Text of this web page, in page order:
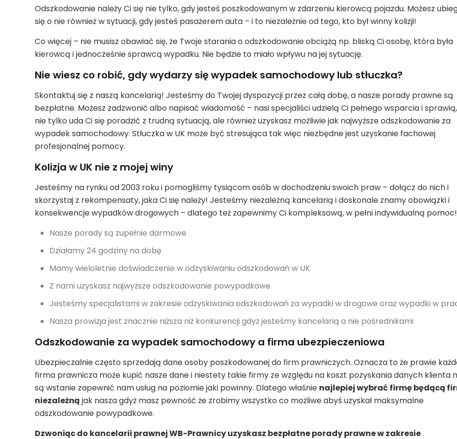
Odszkodowanie należy Ci się nie tylko, gdy jesteś poszkodowanym w zdarzeniu kierowcą pojazdu. Możesz
się o nie również w sytuacji, gdy jesteś pasażerem auta – i to niezależnie od tego, kto był winny kolizji!
Co więcej – nie musisz obawiać się, że Twoje starania o odszkodowanie obciążą np. bliską Ci osobę, która była
kierowcą i jednocześnie sprawcą wypadku. Nie będzie to miało wpływu na jej sytuację.
Nie wiesz co robić, gdy wydarzy się wypadek samochodowy lub stłuczka?
Skontaktuj się z naszą kancelarią! Jesteśmy do Twojej dyspozycji przez całą dobę, a nasze porady prawne są
bezpłatne. Możesz zadzwonić albo napisać wiadomość – nasi specjaliści udzielą Ci pełnego wsparcia i
nie tylko uda Ci się poradzić z trudną sytuacją, ale również uzyskasz możliwie jak najwyższe odszkodowanie za
wypadek samochodowy. Stłuczka w UK może być stresująca tak więc niezbędne jest uzyskanie fachowej
profesjonalnej pomocy.
Kolizja w UK nie z mojej winy
Jesteśmy na rynku od 2003 roku i pomogliśmy tysiącom osób w dochodzeniu swoich praw – dołącz do nich i
skorzystaj z rekompensaty, jaka Ci się należy! Jesteśmy niezależną kancelarią i doskonale znamy obowiązki i
konsekwencje wypadków drogowych – dlatego też zapewnimy Ci kompleksową, w pełni indywidualną pomoc!
Nasze porady są zupełnie darmowe
Działamy 24 godziny na dobę
Mamy wieloletnie doświadczenie w odzyskiwaniu odszkodowań w UK
Z nami uzyskasz najwyższe odszkodowanie powypadkowe
Jesteśmy specjalistami w zakresie odzyskiwania odszkodowań za wypadki w drogowe oraz wypadki w
Nasza prowizja jest znacznie niższa niż konkurencji gdyż jesteśmy kancelarią a nie pośrednikami
Odszkodowanie za wypadek samochodowy a firma ubezpieczeniowa
Ubezpieczalnie często sprzedają dane osoby poszkodowanej do firm prawniczych. Oznacza to że prawie
firma prawnicza może kupić nasze dane i niestety takie firmy ze względu na koszt pozyskania danych klienta
są wstanie zapewnić nam usług na poziomie jaki powinny. Dlatego właśnie najlepiej wybrać firmę będącą
niezależną jak nasza gdyż masz pewność że zrobimy wszystko co możliwe abyś uzyskał maksymalne
odszkodowanie powypadkowe.
Dzwoniąc do kancelarii prawnej WB-Prawnicy uzyskasz bezpłatne porady prawne w zakresie